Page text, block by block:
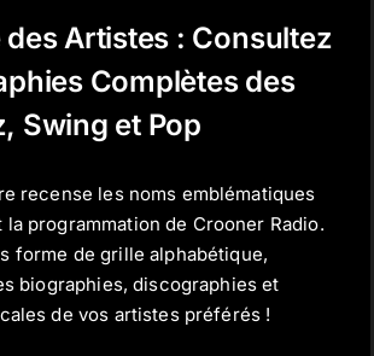
notre application
des Artistes : Consultez
Complètes des
Swing et Pop
recense les noms emblématiques
programmation de Crooner Radio.
forme de grille alphabétique,
biographies, discographies et
de vos artistes préférés !